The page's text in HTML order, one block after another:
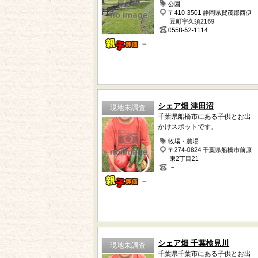
－
公園
〒410-3501 静岡県賀茂郡西伊
豆町宇久須2169
0558-52-1114
現地未調査
－
シェア畑 津田沼
千葉県船橋市にある子供とお出
かけスポットです。
牧場・農場
〒274-0824 千葉県船橋市前原
東2丁目21
－
現地未調査 シェア畑 千葉検見川
千葉県千葉市にある子供とお出